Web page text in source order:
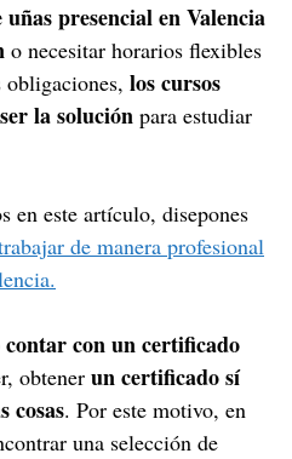
uñas presencial en Valencia
o necesitar horarios flexibles
obligaciones, los cursos
la solución para estudiar
en este artículo, disepones
de manera profesional
contar con un certificado
obtener un certificado sí
cosas. Por este motivo, en
una selección de